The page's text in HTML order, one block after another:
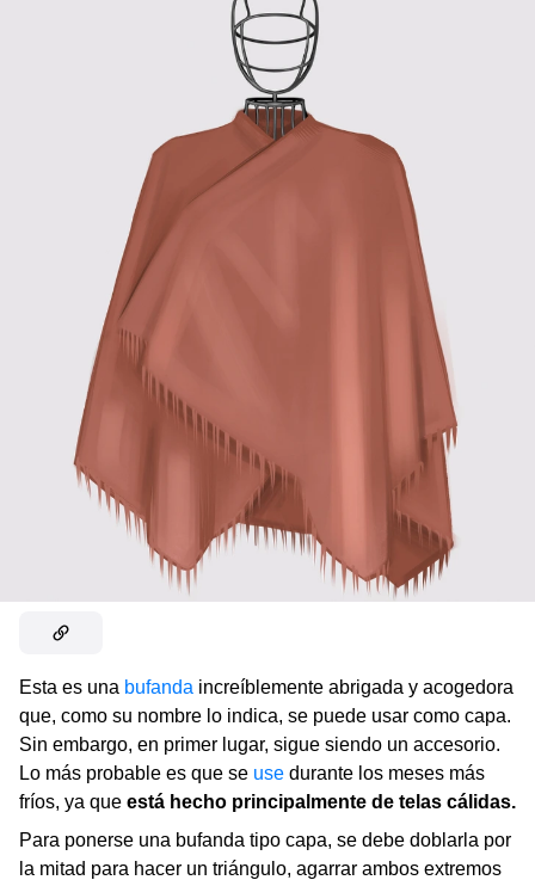
Esta es una bufanda increíblemente abrigada y acogedora
que, como su nombre lo indica, se puede usar como capa.
Sin embargo, en primer lugar, sigue siendo un accesorio.
Lo más probable es que se use durante los meses más
fríos, ya que está hecho principalmente de telas cálidas.
Para ponerse una bufanda tipo capa, se debe doblarla por
la mitad para hacer un triángulo, agarrar ambos extremos